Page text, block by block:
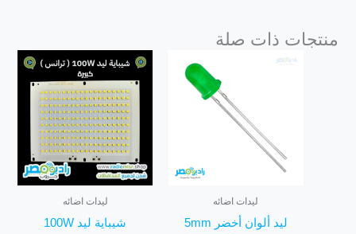
منتجات ذات صلة
ليدات اضائه
ليد ألوان أخضر 5mm
ليدات اضائه
شيباية ليد 100W